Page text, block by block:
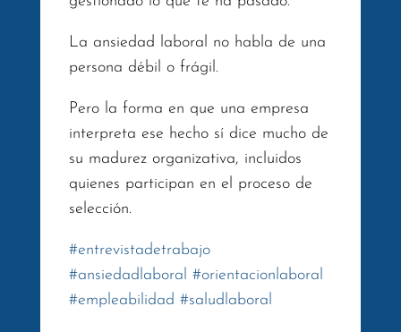
La ansiedad laboral no habla de una
persona débil o frágil.
Pero la forma en que una empresa
interpreta ese hecho sí dice mucho de
su madurez organizativa, incluidos
quienes participan en el proceso de
selección.
#entrevistadetrabajo
#ansiedadlaboral #orientacionlaboral
#empleabilidad #saludlaboral